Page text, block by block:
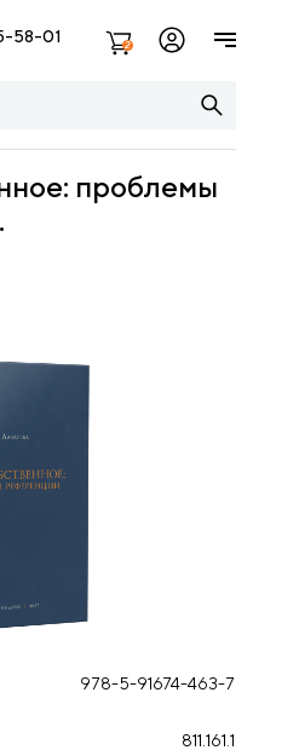
58-01 2
проблемы
978-5-91674-463-7
811.161.1